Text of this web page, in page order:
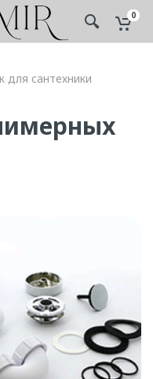
0
для сантехники